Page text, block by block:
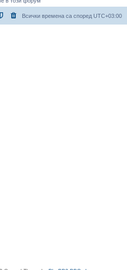
Всички времена са според UTC+03:00